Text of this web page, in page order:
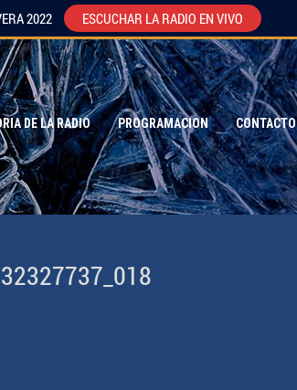
DE LA RADIO PROGRAMACION CONTACTO
2022 ESCUCHAR LA RADIO EN VIVO